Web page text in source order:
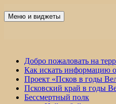
Победа 60
Меню и виджеты
Добро пожаловать на
Как искать информацию
Проект «Псков в годы
Псковский край в годы
Бессмертный полк